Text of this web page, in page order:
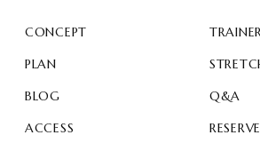
CONCEPT
PLAN
BLOG
Q&A
ACCESS
RESERVE